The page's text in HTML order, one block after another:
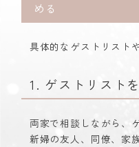
める
具体的なゲストリスト
1. ゲストリスト
両家で相談しながら、
新婦の友人、同僚、家